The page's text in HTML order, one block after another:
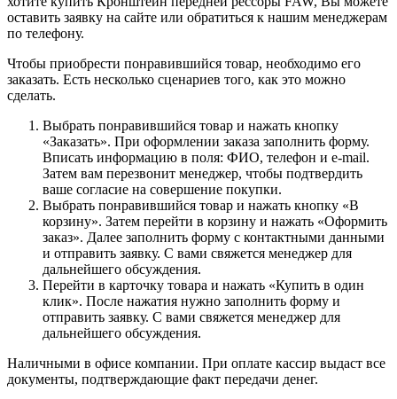
оставить заявку на сайте или обратиться к нашим менеджерам
по телефону.
Чтобы приобрести понравившийся товар, необходимо его
заказать. Есть несколько сценариев того, как это можно
сделать.
Выбрать понравившийся товар и нажать кнопку
«Заказать». При оформлении заказа заполнить форму.
Вписать информацию в поля: ФИО, телефон и e-mail.
Затем вам перезвонит менеджер, чтобы подтвердить
ваше согласие на совершение покупки.
Выбрать понравившийся товар и нажать кнопку «В
корзину». Затем перейти в корзину и нажать «Оформить
заказ». Далее заполнить форму с контактными данными
и отправить заявку. С вами свяжется менеджер для
дальнейшего обсуждения.
Перейти в карточку товара и нажать «Купить в один
клик». После нажатия нужно заполнить форму и
отправить заявку. С вами свяжется менеджер для
дальнейшего обсуждения.
Наличными в офисе компании. При оплате кассир выдаст все
документы, подтверждающие факт передачи денег.